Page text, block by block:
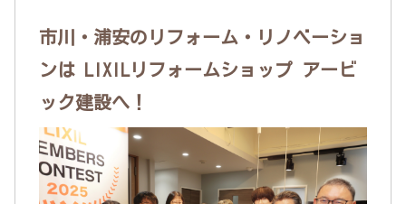
市川・浦安のリフォーム・リノベーショ
ンは LIXILリフォームショップ アービ
ック建設へ！